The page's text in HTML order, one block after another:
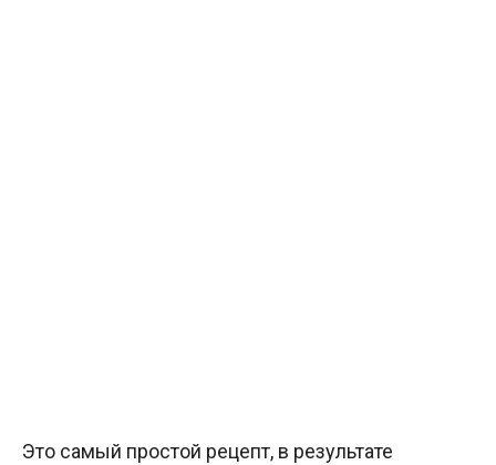
Это самый простой рецепт, в результате